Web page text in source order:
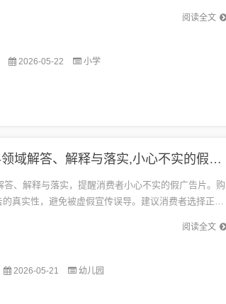
施共同实施，以最大化其效果。政府应加强对违规
阅读全文
2026-05-22 小学
2016年最新款外套-领域解答、解释与落实,小心不实的假广告片
答、解释与落实，提醒消费者小心不实的假广告片。购
真实性，避免被虚假宣传误导。建议消费者选择正规
、做工和细节，以确保购买到质量可靠的外套。...
阅读全文
2026-05-21 幼儿园